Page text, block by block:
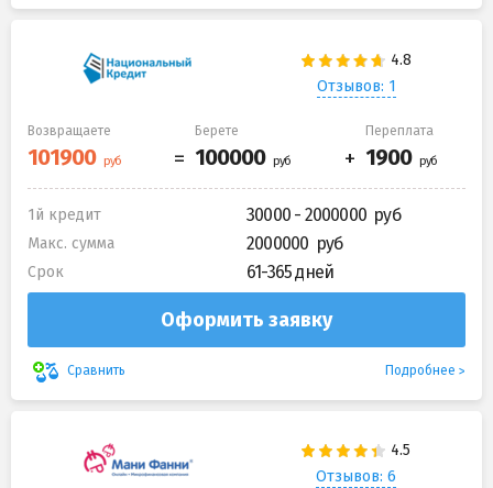
Отзывов: 1
Возвращаете Берете Переплата
1й кредит 30000 - 2000000
Макс. сумма 2000000
Срок 61-365 дней
Оформить заявку
Сравнить Подробнее
Отзывов: 6